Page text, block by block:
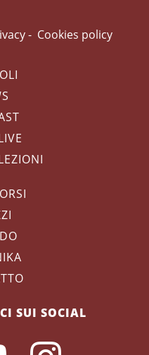
- Cookies policy
SUI SOCIAL